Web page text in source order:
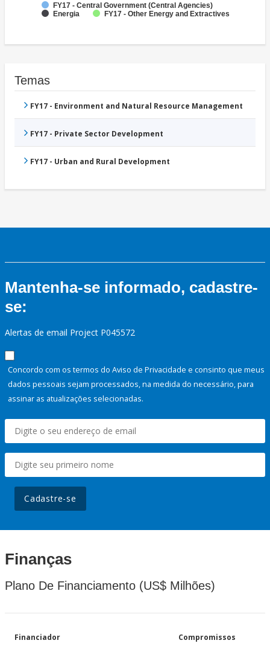
FY17 - Central Government (Central Agencies)
Energia
FY17 - Other Energy and Extractives
Temas
FY17 - Environment and Natural Resource Management
FY17 - Private Sector Development
FY17 - Urban and Rural Development
Mantenha-se informado, cadastre-
se:
Alertas de email Project P045572
Concordo com os termos do Aviso de Privacidade e consinto que meus
dados pessoais sejam processados, na medida do necessário, para
assinar as atualizações selecionadas.
Cadastre-se
Finanças
Plano De Financiamento (US$ Milhões)
Financiador Compromissos